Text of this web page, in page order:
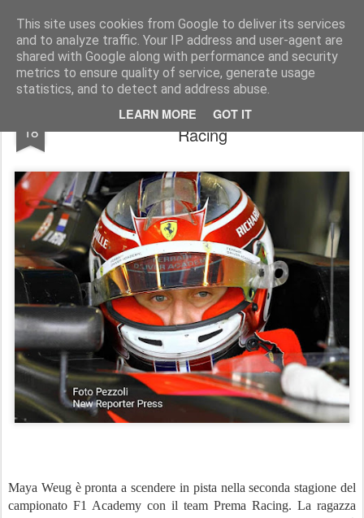
This site uses cookies from Google to deliver its services
and to analyze traffic. Your IP address and user-agent are
shared with Google along with performance and security
metrics to ensure quality of service, generate usage
statistics, and to detect and address abuse.
LEARN MORE GOT IT
AutoMotoCorse. Motorsport Random News 280912
18
Maya Weug in F1 Academy con Prema
Racing
Maya Weug è pronta a scendere in pista nella seconda stagione del
campionato F1 Academy con il team Prema Racing. La ragazza